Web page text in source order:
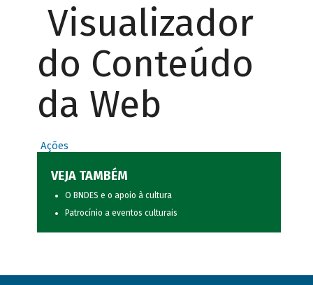
Visualizador
do Conteúdo
da Web
Ações
VEJA TAMBÉM
O BNDES e o apoio à cultura
Patrocínio a eventos culturais